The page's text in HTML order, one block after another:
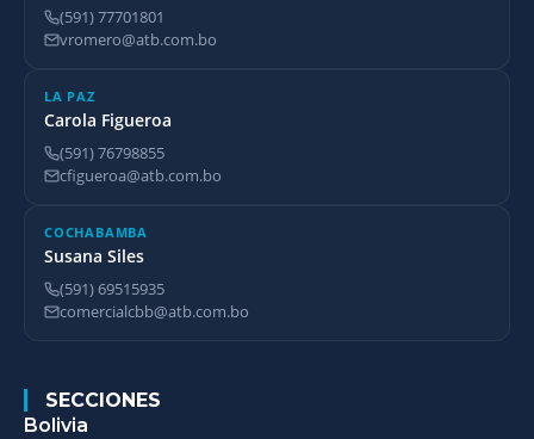
(591) 77701801
vromero@atb.com.bo
LA PAZ
Carola Figueroa
(591) 76798855
cfigueroa@atb.com.bo
COCHABAMBA
Susana Siles
(591) 69515935
comercialcbb@atb.com.bo
SECCIONES
Bolivia